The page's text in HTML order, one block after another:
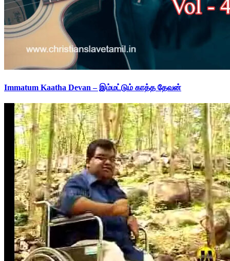
Immatum Kaatha Devan – இம்மட்டும் காத்த தேவன்